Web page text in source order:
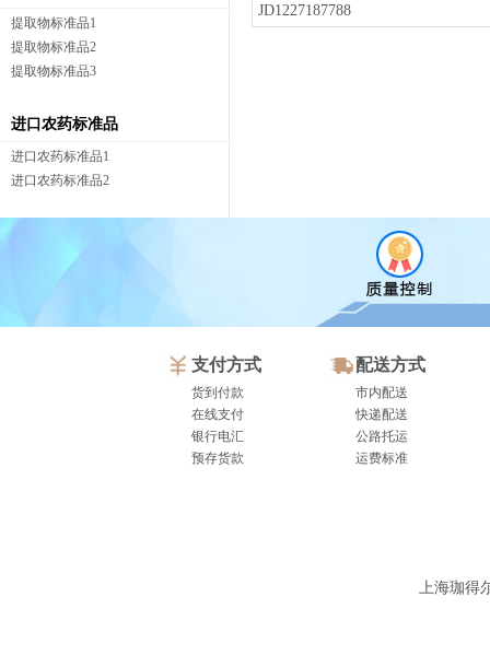
提取物标准品1
提取物标准品2
提取物标准品3
进口农药标准品
进口农药标准品1
进口农药标准品2
JD1227187788
支付方式
货到付款
在线支付
银行电汇
预存货款
配送方式
市内配送
快递配送
公路托运
运费标准
上海珈得